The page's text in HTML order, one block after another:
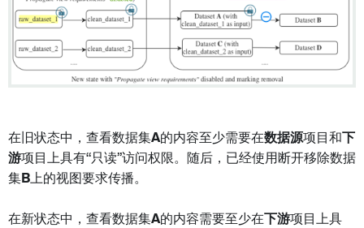
在旧状态中，查看数据集A的内容至少需要在数据源项目和
下
游项目上具有“只读”访问权限。随后，已经使用断开移除数据
集B 上的视图要求传播。
在新状态中，查看数据集A的内容需要至少在 下游项目上具